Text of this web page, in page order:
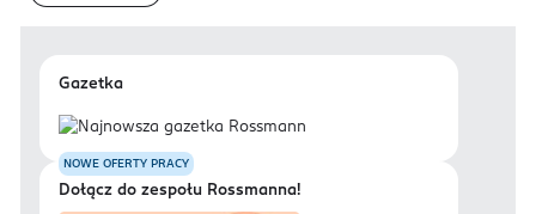
Gazetka
NOWE OFERTY PRACY
Dołącz do zespołu Rossmanna!